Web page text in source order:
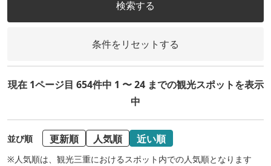
検索する
条件をリセットする
現在 1ページ目 654件中 1 〜 24 までの観光スポットを表示
中
並び順 更新順 人気順 近い順
※人気順は、観光三重におけるスポット内での人気順となります